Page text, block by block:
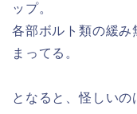
ップ。
各部ボルト類の緩み
まってる。
となると、怪しい